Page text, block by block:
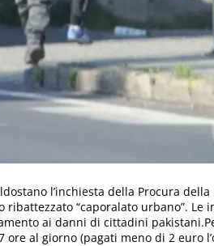
l’inchiesta della Procura
“caporalato urbano”. Le
ai danni di cittadini
al giorno (pagati meno di 2 euro